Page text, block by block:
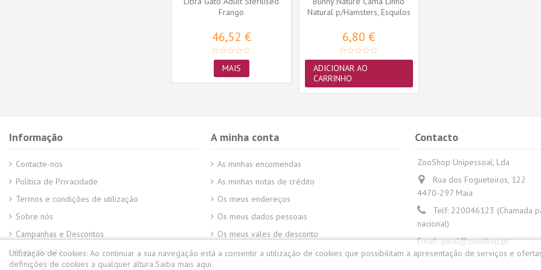
Frango
46,52 €
MAIS
Natural p/Hamsters, Esquilos
6,80 €
ADICIONAR AO
CARRINHO
Informação
Contacte-nos
Política de Privacidade
Termos e condições de utilização
Sobre nós
Campanhas e Descontos
Mapa do site
A minha conta
As minhas encomendas
As minhas notas de crédito
Os meus endereços
Os meus dados pessoais
Os meus vales de desconto
Contacto
ZooShop Unipessoal, Lda
Rua dos Fogueteiros, 122
4470-297 Maia
Telf: 220046123 (Chamada
nacional)
Email:geral@zooshop.pt
Utilização de cookies: Ao continuar a sua navegação está a consentir a utilização de cookies que possibilitam a apresentação de serviços e
definições de cookies a qualquer altura.Saiba mais aqui.